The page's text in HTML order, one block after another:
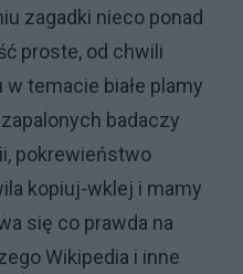
zagadki nieco ponad
proste, od chwili
temacie białe plamy
badaczy
pokrewieństwo
kopiuj-wklej i mamy
się co prawda na
Wikipedia i inne